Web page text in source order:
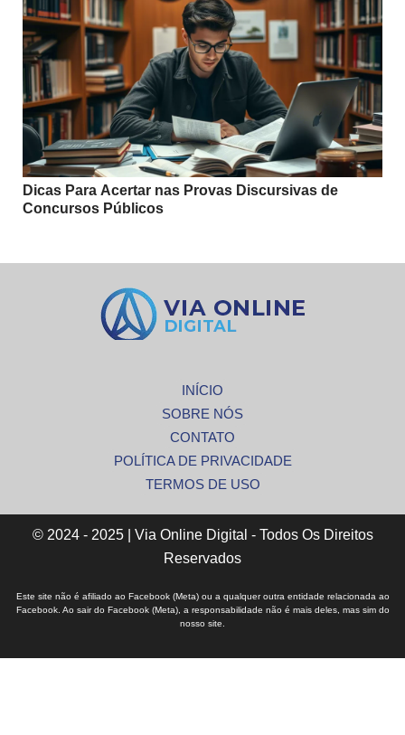
Dicas Para Acertar nas Provas Discursivas de
Concursos Públicos
INÍCIO
SOBRE NÓS
CONTATO
POLÍTICA DE PRIVACIDADE
TERMOS DE USO
© 2024 - 2025 | Via Online Digital - Todos Os Direitos
Reservados
Este site não é afiliado ao Facebook (Meta) ou a qualquer outra entidade relacionada ao
Facebook. Ao sair do Facebook (Meta), a responsabilidade não é mais deles, mas sim do
nosso site.